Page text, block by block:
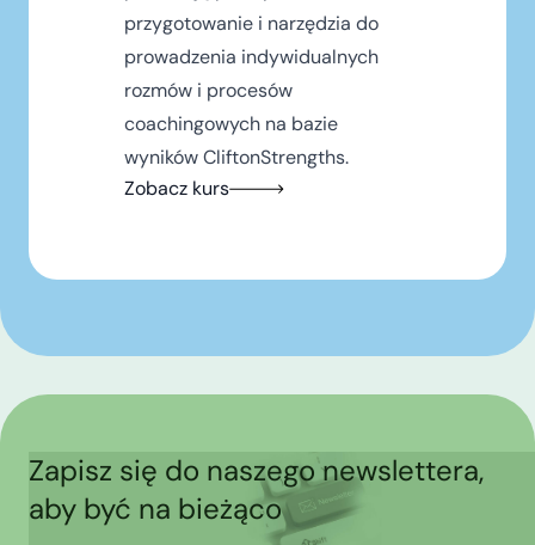
przygotowanie i narzędzia do
prowadzenia indywidualnych
rozmów i procesów
coachingowych na bazie
wyników CliftonStrengths.
Zobacz kurs
Zapisz się do naszego newslettera,
aby być na bieżąco